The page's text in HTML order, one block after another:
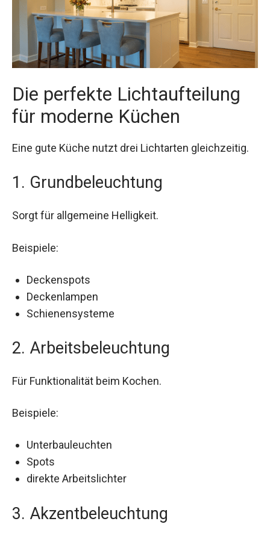
Die perfekte Lichtaufteilung
für moderne Küchen
Eine gute Küche nutzt drei Lichtarten gleichzeitig.
1. Grundbeleuchtung
Sorgt für allgemeine Helligkeit.
Beispiele:
Deckenspots
Deckenlampen
Schienensysteme
2. Arbeitsbeleuchtung
Für Funktionalität beim Kochen.
Beispiele:
Unterbauleuchten
Spots
direkte Arbeitslichter
3. Akzentbeleuchtung